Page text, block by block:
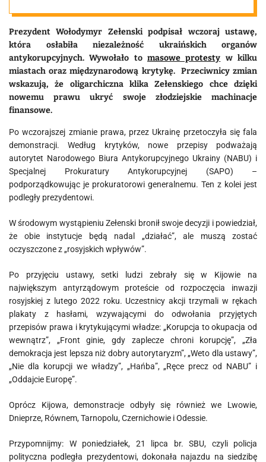
korupcję
Prezydent Wołodymyr Zełenski podpisał wczoraj ustawę,
która osłabiła niezależność ukraińskich organów
antykorupcyjnych. Wywołało to masowe protesty w kilku
miastach oraz międzynarodową krytykę. Przeciwnicy zmian
wskazują, że oligarchiczna klika Zełenskiego chce dzięki
nowemu prawu ukryć swoje złodziejskie machinacje
finansowe.
Po wczorajszej zmianie prawa, przez Ukrainę przetoczyła się fala
demonstracji. Według krytyków, nowe przepisy podważają
autorytet Narodowego Biura Antykorupcyjnego Ukrainy (NABU) i
Specjalnej Prokuratury Antykorupcyjnej (SAPO) –
podporządkowując je prokuratorowi generalnemu. Ten z kolei jest
podległy prezydentowi.
W środowym wystąpieniu Zełenski bronił swoje decyzji i powiedział,
że obie instytucje będą nadal „działać”, ale muszą zostać
oczyszczone z „rosyjskich wpływów”.
Po przyjęciu ustawy, setki ludzi zebrały się w Kijowie na
największym antyrządowym proteście od rozpoczęcia inwazji
rosyjskiej z lutego 2022 roku. Uczestnicy akcji trzymali w rękach
plakaty z hasłami, wzywającymi do odwołania przyjętych
przepisów prawa i krytykującymi władze: „Korupcja to okupacja od
wewnątrz”, „Front ginie, gdy zaplecze chroni korupcję”, „Zła
demokracja jest lepsza niż dobry autorytaryzm”, „Weto dla ustawy”,
„Nie dla korupcji we władzy”, „Hańba”, „Ręce precz od NABU” i
„Oddajcie Europę”.
Oprócz Kijowa, demonstracje odbyły się również we Lwowie,
Dnieprze, Równem, Tarnopolu, Czernichowie i Odessie.
Przypomnijmy: W poniedziałek, 21 lipca br. SBU, czyli policja
polityczna podległa prezydentowi, dokonała najazdu na siedzibę